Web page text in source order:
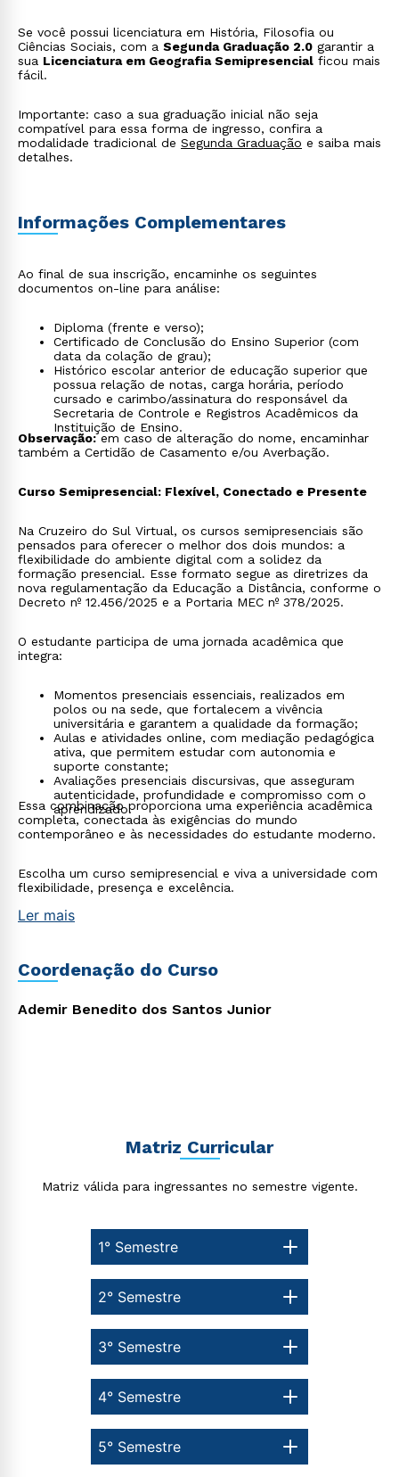
Se você possui licenciatura em História, Filosofia ou
Ciências Sociais, com a Segunda Graduação 2.0 garantir a
sua Licenciatura em Geografia Semipresencial ficou mais
fácil.
Importante: caso a sua graduação inicial não seja
compatível para essa forma de ingresso, confira a
modalidade tradicional de Segunda Graduação e saiba mais
detalhes.
Informações Complementares
Ao final de sua inscrição, encaminhe os seguintes
documentos on-line para análise:
Diploma (frente e verso);
Certificado de Conclusão do Ensino Superior (com
data da colação de grau);
Histórico escolar anterior de educação superior que
possua relação de notas, carga horária, período
cursado e carimbo/assinatura do responsável da
Secretaria de Controle e Registros Acadêmicos da
Instituição de Ensino.
Observação:em caso de alteração do nome, encaminhar
também a Certidão de Casamento e/ou Averbação.
Curso Semipresencial: Flexível, Conectado e Presente
Na Cruzeiro do Sul Virtual, os cursos semipresenciais são
pensados para oferecer o melhor dos dois mundos: a
flexibilidade do ambiente digital com a solidez da
formação presencial. Esse formato segue as diretrizes da
nova regulamentação da Educação a Distância, conforme o
Decreto nº 12.456/2025 e a Portaria MEC nº 378/2025.
O estudante participa de uma jornada acadêmica que
integra:
Momentos presenciais essenciais, realizados em
polos ou na sede, que fortalecem a vivência
universitária e garantem a qualidade da formação;
Aulas e atividades online, com mediação pedagógica
ativa, que permitem estudar com autonomia e
suporte constante;
Avaliações presenciais discursivas, que asseguram
autenticidade, profundidade e compromisso com o
aprendizado.
Essa combinação proporciona uma experiência acadêmica
completa, conectada às exigências do mundo
contemporâneo e às necessidades do estudante moderno.
Escolha um curso semipresencial e viva a universidade com
flexibilidade, presença e excelência.
Ler mais
Coordenação do Curso
Ademir Benedito dos Santos Junior
Matriz Curricular
Matriz válida para ingressantes no semestre vigente.
1° Semestre
5° Semestre
4° Semestre
3° Semestre
2° Semestre